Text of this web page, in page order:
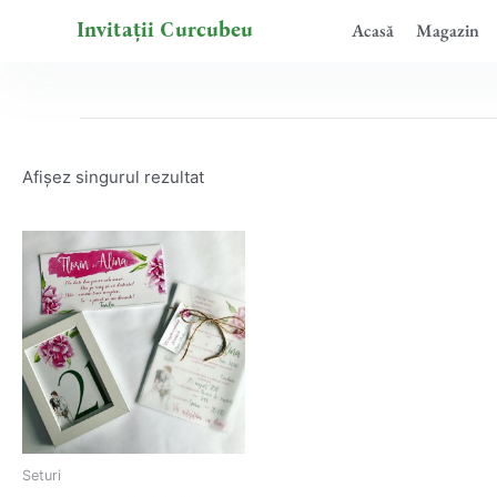
Invitații Curcubeu Acasă Magazin
Afișez singurul rezultat
Seturi